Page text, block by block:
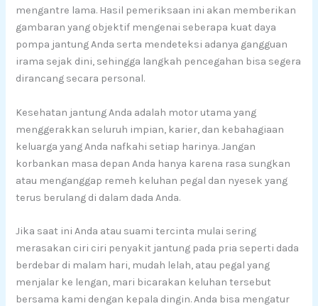
mengantre lama. Hasil pemeriksaan ini akan memberikan
gambaran yang objektif mengenai seberapa kuat daya
pompa jantung Anda serta mendeteksi adanya gangguan
irama sejak dini, sehingga langkah pencegahan bisa segera
dirancang secara personal.
Kesehatan jantung Anda adalah motor utama yang
menggerakkan seluruh impian, karier, dan kebahagiaan
keluarga yang Anda nafkahi setiap harinya. Jangan
korbankan masa depan Anda hanya karena rasa sungkan
atau menganggap remeh keluhan pegal dan nyesek yang
terus berulang di dalam dada Anda.
Jika saat ini Anda atau suami tercinta mulai sering
merasakan ciri ciri penyakit jantung pada pria seperti dada
berdebar di malam hari, mudah lelah, atau pegal yang
menjalar ke lengan, mari bicarakan keluhan tersebut
bersama kami dengan kepala dingin. Anda bisa mengatur